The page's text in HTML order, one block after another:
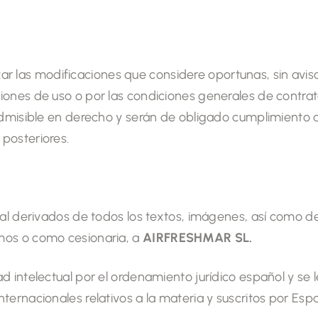
las modificaciones que considere oportunas, sin
de uso o por las condiciones generales de
en derecho y serán de obligado
derivados de todos los textos, imágenes, así como
o como cesionaria, a AIRFRESHMAR SL.
intelectual por el ordenamiento jurídico español y
relativos a la materia y suscritos por